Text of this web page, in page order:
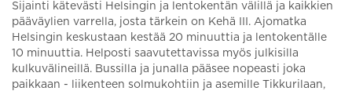
Sijainti kätevästi Helsingin ja lentokentän välillä ja kaikkien
pääväylien varrella, josta tärkein on Kehä III. Ajomatka
Helsingin keskustaan kestää 20 minuuttia ja lentokentälle
10 minuuttia. Helposti saavutettavissa myös julkisilla
kulkuvälineillä. Bussilla ja junalla pääsee nopeasti joka
paikkaan - liikenteen solmukohtiin ja asemille Tikkurilaan,